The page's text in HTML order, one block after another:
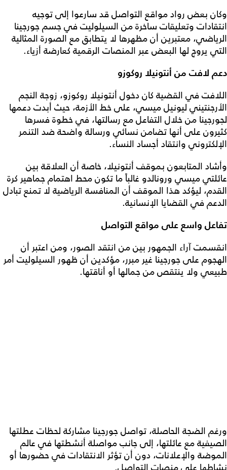
وكان بعض رواد مواقع التواصل قد سارعوا إلى توجيه
انتقادات وتعليقات ساخرة من السيلوليت في جسم جورجينا
الرياضي، معتبرين أن مظهرها لا يتطابق مع الصورة المثالية
التي يروج لها البعض عبر المنصات الرقمية كعارضة أزياء.
دعم لافت من أنتونيلا روكوزو
اللافت في القضية كان دخول أنتونيلا روكوزو، زوجة النجم
الأرجنتيني ليونيل ميسي، على خط الأزمة، حيث أبدت دعمها
لجورجينا من خلال التفاعل مع رسالتها، في خطوة فسرها
كثيرون على أنها تضامن نسائي ورسالة واضحة ضد التنمر
الإلكتروني وانتقاد أجساد النساء.
وأشاد المتابعون بموقف أنتونيلا، خاصة أن العلاقة بين
عائلتي ميسي ورونالدو غالباً ما تكون محط اهتمام جماهير كرة
القدم، ليؤكد هذا الموقف أن المنافسة الرياضية لا تمنع تبادل
الدعم في القضايا الإنسانية.
تفاعل واسع على مواقع التواصل
انقسمت آراء الجمهور بين من انتقد الصور، ومن اعتبر أن
الهجوم على جورجينا غير مبرر، مؤكدين أن ظهور السيلوليت أمر
طبيعي ولا ينتقص من جمالها أو أناقتها.
ورغم الضجة الحاصلة، تواصل جورجينا مشاركة لحظات عطلتها
الصيفية مع عائلتها، إلى جانب مواصلة أنشطتها في عالم
الموضة والإعلانات، دون أن تؤثر الانتقادات في حضورها أو